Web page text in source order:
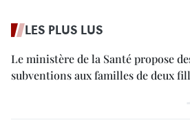
LES PLUS LUS
Le ministère de la Santé propose
subventions aux familles de deux